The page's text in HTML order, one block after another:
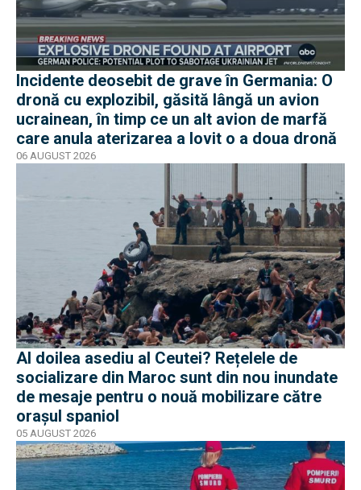
Incidente deosebit de grave în Germania: O
dronă cu explozibil, găsită lângă un avion
ucrainean, în timp ce un alt avion de marfă
care anula aterizarea a lovit o a doua dronă
06 AUGUST 2026
Al doilea asediu al Ceutei? Rețelele de
socializare din Maroc sunt din nou inundate
de mesaje pentru o nouă mobilizare către
orașul spaniol
05 AUGUST 2026